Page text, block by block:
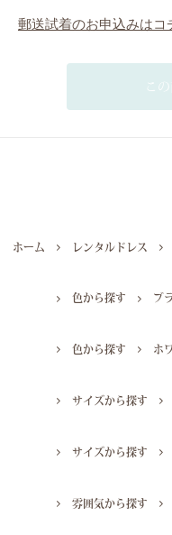
郵送試着のお申込みはコ
こ
ホーム レンタルドレス
色から探す ブ
色から探す ホ
サイズから探す
サイズから探す
雰囲気から探す